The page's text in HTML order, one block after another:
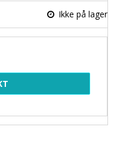
Ikke på lager